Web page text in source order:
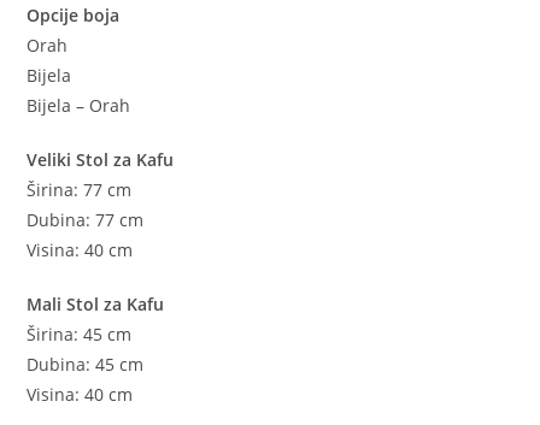
Opcije boja
Orah
Bijela
Bijela – Orah
Veliki Stol za Kafu
Širina: 77 cm
Dubina: 77 cm
Visina: 40 cm
Mali Stol za Kafu
Širina: 45 cm
Dubina: 45 cm
Visina: 40 cm